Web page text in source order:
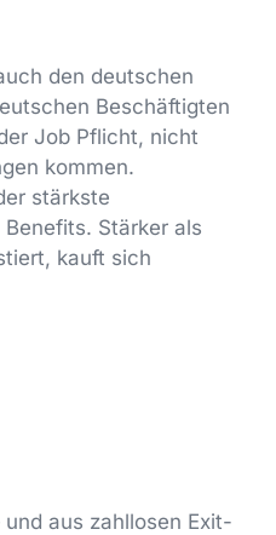
den deutschen
Beschäftigten
Job Pflicht, nicht
kommen.
stärkste
Stärker als
kauft sich
aus zahllosen Exit-